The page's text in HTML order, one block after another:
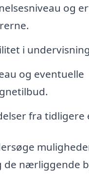
og
i
og eventuelle
fra tidligere
de nærliggende